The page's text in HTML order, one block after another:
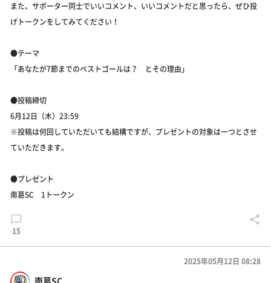
また、サポーター同士でいいコメント、いいコメントだと思ったら、ぜひ投
げトークンをしてみてください！
●テーマ
「あなたが7節までのベストゴールは？ とその理由」
●投稿締切
6月12日（木）23:59
※投稿は何回していただいても結構ですが、プレゼントの対象は一つとさせ
ていただきます。
●プレゼント
南葛SC 1トークン
15
南葛SC
2025年05月12日 08:28